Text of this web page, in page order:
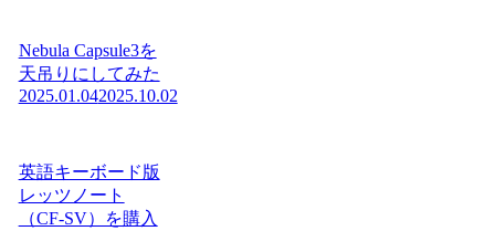
Nebula Capsule3を
天吊りにしてみた
2025.01.042025.10.02
英語キーボード版
レッツノート
（CF-SV）を購入